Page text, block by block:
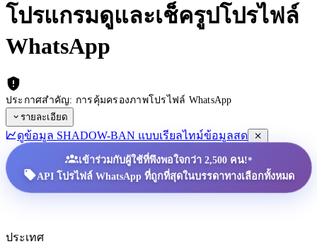
โปรแกรมดูและเช็ครูปโปรไฟล์
WhatsApp
ประกาศสำคัญ: การคุ้มครองภาพโปรไฟล์ WhatsApp
รายละเอียด
ดูข้อมูล SHADOW-BAN แบบเรียลไทม์ข้อมูลสด
เข้าร่วมกับผู้ใช้ที่พึงพอใจกว่า 2,500 คน!•
API โปรไฟล์ WhatsApp ที่ถูกที่สุดในบรรดาทางเลือกทั้งหมด
ประเทศ